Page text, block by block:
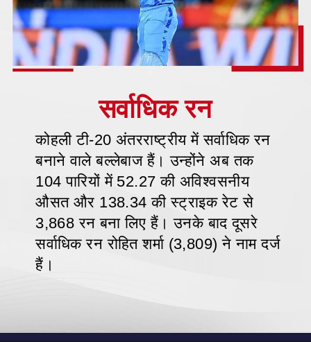
सर्वाधिक रन
कोहली टी-20 अंतरराष्ट्रीय में सर्वाधिक रन
बनाने वाले बल्लेबाज हैं। उन्होंने अब तक
104 पारियों में 52.27 की अविश्वसनीय
औसत और 138.34 की स्ट्राइक रेट से
3,868 रन बना लिए हैं। उनके बाद दूसरे
सर्वाधिक रन रोहित शर्मा (3,809) ने नाम दर्ज